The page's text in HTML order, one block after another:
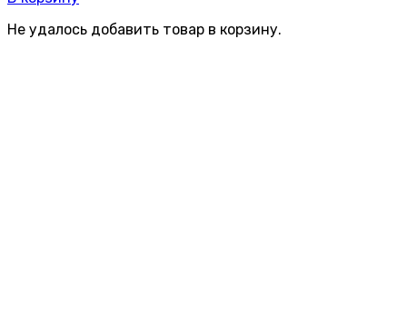
Не удалось добавить товар в корзину.